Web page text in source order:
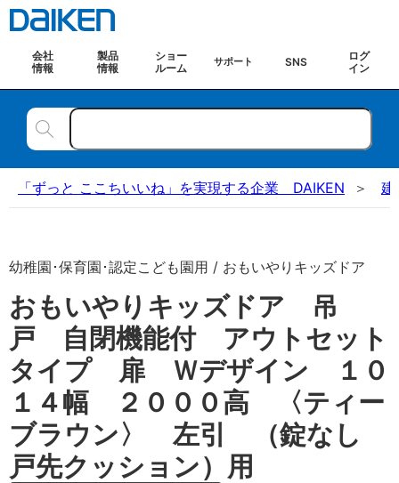
会社
情報
製品
情報
ショー
ルーム
サポート SNS
ログ
イン
「ずっと ここちいいね」を実現する企業 DAIKEN 建
幼稚園･保育園･認定こども園用 / おもいやりキッズドア
おもいやりキッズドア 吊
戸 自閉機能付 アウトセット
タイプ 扉 Ｗデザイン １０
１４幅 ２０００高 〈ティー
ブラウン〉 左引 （錠なし
戸先クッション）用